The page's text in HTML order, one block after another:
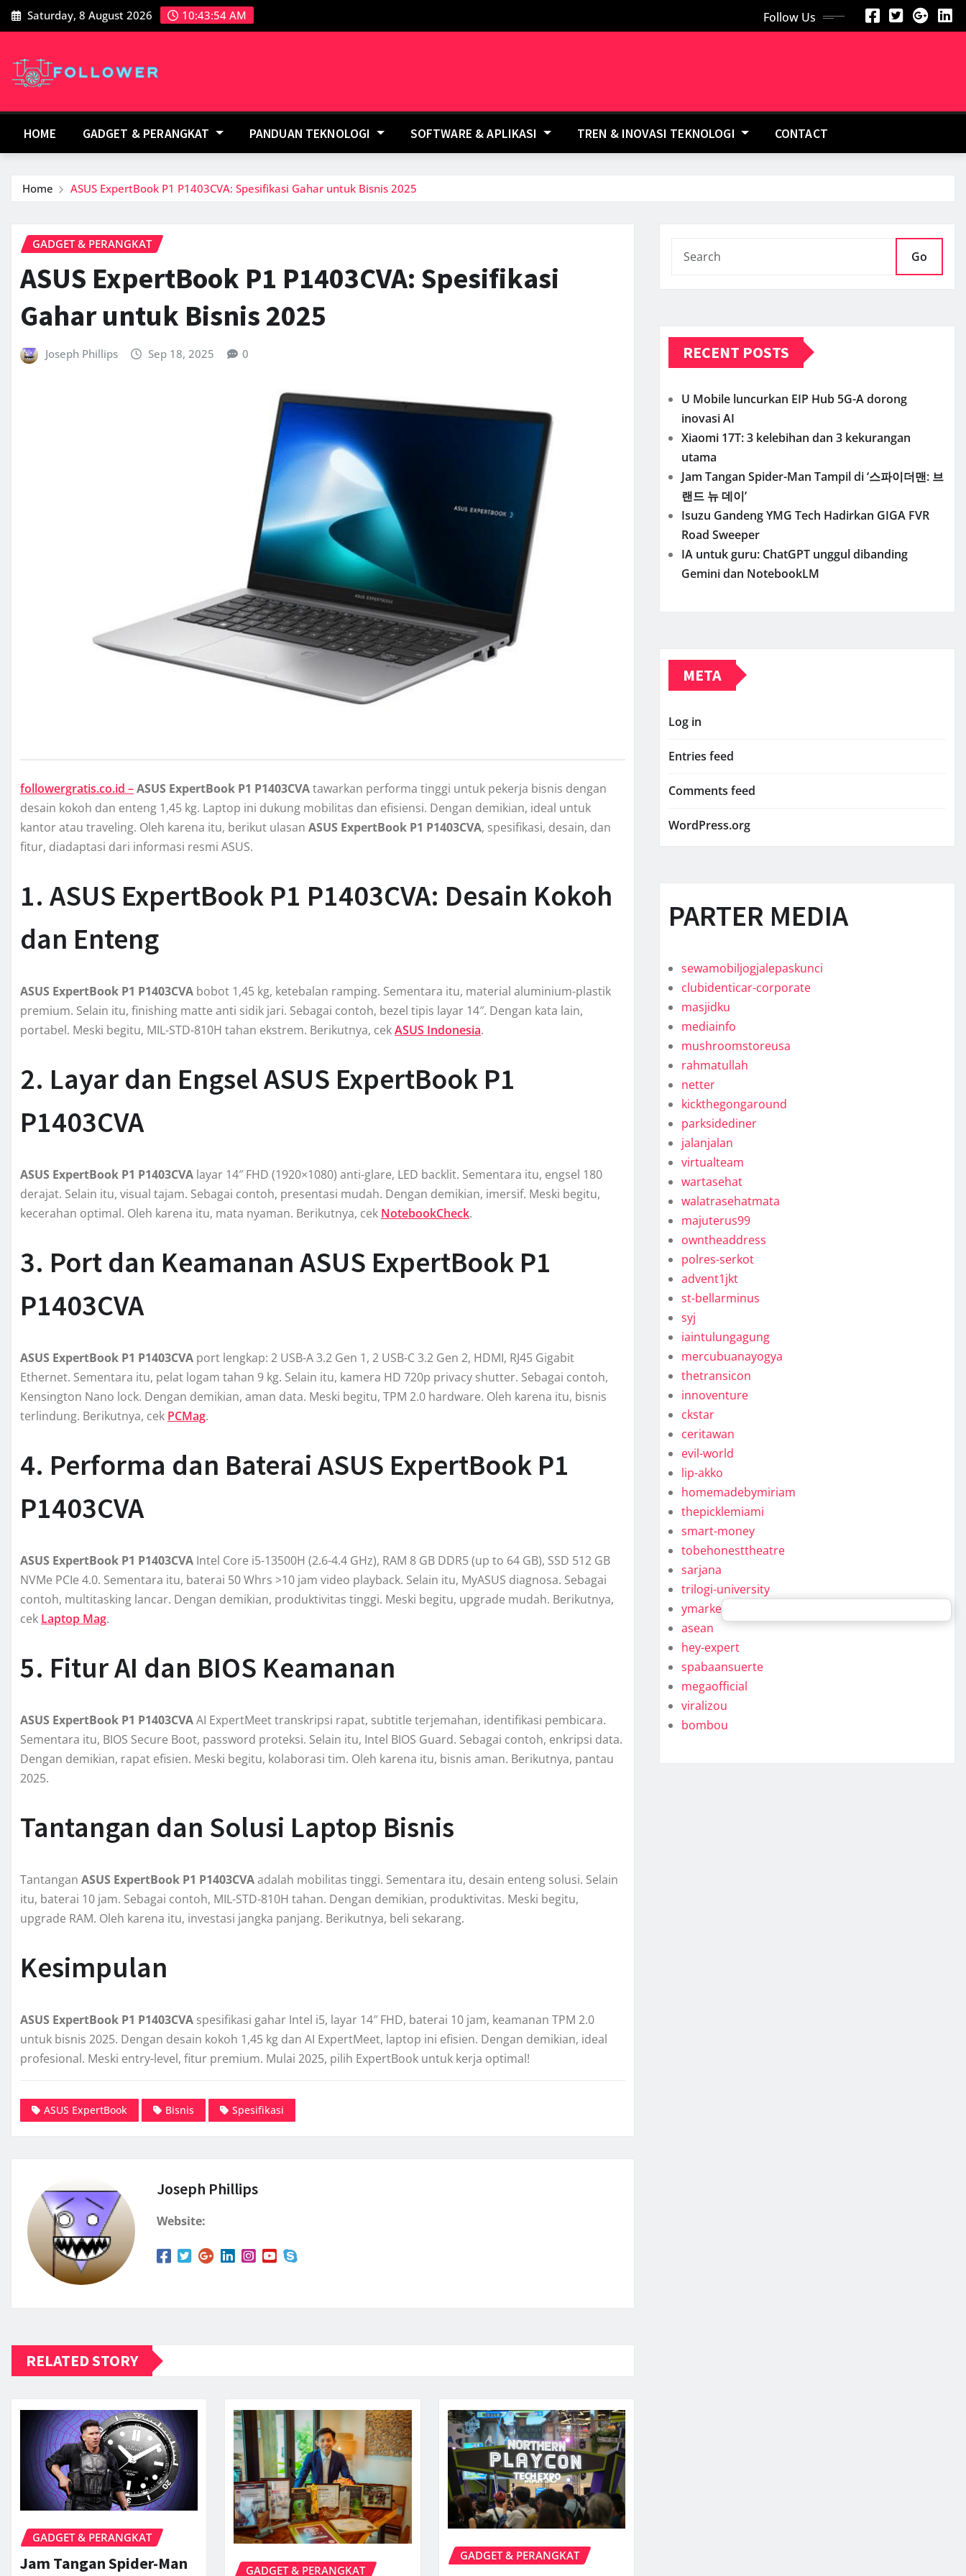
Skip
to
Saturday, 8 August 2026 10:43:55 AM Follow Us
HOME GADGET & PERANGKAT PANDUAN TEKNOLOGI SOFTWARE & APLIKASI TREN & INOVASI TEKNOLOGI CONTACT
Home ASUS ExpertBook P1 P1403CVA: Spesifikasi Gahar untuk Bisnis 2025
GADGET & PERANGKAT
ASUS ExpertBook P1 P1403CVA: Spesifikasi
Gahar untuk Bisnis 2025
Joseph Phillips Sep 18, 2025 0
followergratis.co.id –ASUS ExpertBook P1 P1403CVAtawarkan performa tinggi untuk pekerja bisnis dengan
desain kokoh dan enteng 1,45 kg. Laptop ini dukung mobilitas dan efisiensi. Dengan demikian, ideal untuk
kantor atau traveling. Oleh karena itu, berikut ulasan ASUS ExpertBook P1 P1403CVA, spesifikasi, desain, dan
fitur, diadaptasi dari informasi resmi ASUS.
1. ASUS ExpertBook P1 P1403CVA: Desain Kokoh
dan Enteng
ASUS ExpertBook P1 P1403CVA bobot 1,45 kg, ketebalan ramping. Sementara itu, material aluminium-plastik
premium. Selain itu, finishing matte anti sidik jari. Sebagai contoh, bezel tipis layar 14″. Dengan kata lain,
portabel. Meski begitu, MIL-STD-810H tahan ekstrem. Berikutnya, cekASUS Indonesia.
2. Layar dan Engsel ASUS ExpertBook P1
P1403CVA
ASUS ExpertBook P1 P1403CVA layar 14″ FHD (1920×1080) anti-glare, LED backlit. Sementara itu, engsel 180
derajat. Selain itu, visual tajam. Sebagai contoh, presentasi mudah. Dengan demikian, imersif. Meski begitu,
kecerahan optimal. Oleh karena itu, mata nyaman. Berikutnya, cek NotebookCheck.
3. Port dan Keamanan ASUS ExpertBook P1
P1403CVA
ASUS ExpertBook P1 P1403CVA port lengkap: 2 USB-A 3.2 Gen 1, 2 USB-C 3.2 Gen 2, HDMI, RJ45 Gigabit
Ethernet. Sementara itu, pelat logam tahan 9 kg. Selain itu, kamera HD 720p privacy shutter. Sebagai contoh,
Kensington Nano lock. Dengan demikian, aman data. Meski begitu, TPM 2.0 hardware. Oleh karena itu, bisnis
terlindung. Berikutnya, cek PCMag.
4. Performa dan Baterai ASUS ExpertBook P1
P1403CVA
ASUS ExpertBook P1 P1403CVA Intel Core i5-13500H (2.6-4.4 GHz), RAM 8 GB DDR5 (up to 64 GB), SSD 512 GB
NVMe PCIe 4.0. Sementara itu, baterai 50 Whrs >10 jam video playback. Selain itu, MyASUS diagnosa. Sebagai
contoh, multitasking lancar. Dengan demikian, produktivitas tinggi. Meski begitu, upgrade mudah. Berikutnya,
cek Laptop Mag.
5. Fitur AI dan BIOS Keamanan
ASUS ExpertBook P1 P1403CVAAI ExpertMeet transkripsi rapat, subtitle terjemahan, identifikasi pembicara.
Sementara itu, BIOS Secure Boot, password proteksi. Selain itu, Intel BIOS Guard. Sebagai contoh, enkripsi data.
Dengan demikian, rapat efisien. Meski begitu, kolaborasi tim. Oleh karena itu, bisnis aman. Berikutnya, pantau
2025.
Tantangan dan Solusi Laptop Bisnis
Tantangan ASUS ExpertBook P1 P1403CVAadalah mobilitas tinggi. Sementara itu, desain enteng solusi. Selain
itu, baterai 10 jam. Sebagai contoh, MIL-STD-810H tahan. Dengan demikian, produktivitas. Meski begitu,
upgrade RAM. Oleh karena itu, investasi jangka panjang. Berikutnya, beli sekarang.
Kesimpulan
ASUS ExpertBook P1 P1403CVA spesifikasi gahar Intel i5, layar 14″ FHD, baterai 10 jam, keamanan TPM 2.0
untuk bisnis 2025. Dengan desain kokoh 1,45 kg dan AI ExpertMeet, laptop ini efisien. Dengan demikian, ideal
profesional. Meski entry-level, fitur premium. Mulai 2025, pilih ExpertBook untuk kerja optimal!
ASUS ExpertBook Bisnis Spesifikasi
Joseph Phillips
Website:
RELATED STORY
GADGET & PERANGKAT
Jam Tangan Spider-Man
GADGET & PERANGKAT
GADGET & PERANGKAT
Go
RECENT POSTS
U Mobile luncurkan EIP Hub 5G-A dorong
inovasi AI
Xiaomi 17T: 3 kelebihan dan 3 kekurangan
utama
Jam Tangan Spider-Man Tampil di ‘스파이더맨: 브
랜드 뉴 데이’
Isuzu Gandeng YMG Tech Hadirkan GIGA FVR
Road Sweeper
IA untuk guru: ChatGPT unggul dibanding
Gemini dan NotebookLM
META
Log in
Entries feed
Comments feed
WordPress.org
PARTER MEDIA
sewamobiljogjalepaskunci
clubidenticar-corporate
masjidku
mediainfo
mushroomstoreusa
rahmatullah
netter
kickthegongaround
parksidediner
jalanjalan
virtualteam
wartasehat
walatrasehatmata
majuterus99
owntheaddress
polres-serkot
advent1jkt
st-bellarminus
syj
iaintulungagung
mercubuanayogya
thetransicon
innoventure
ckstar
ceritawan
evil-world
lip-akko
homemadebymiriam
thepicklemiami
smart-money
tobehonesttheatre
sarjana
trilogi-university
ymarkel
asean
hey-expert
spabaansuerte
megaofficial
viralizou
bombou